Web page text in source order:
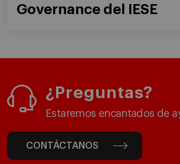
Governance del IESE
¿Preguntas?
Estaremos encantados de
CONTÁCTANOS